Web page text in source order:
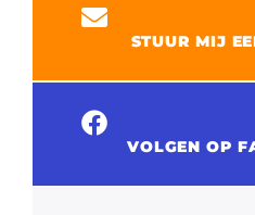
STUUR MIJ
VOLGEN OP